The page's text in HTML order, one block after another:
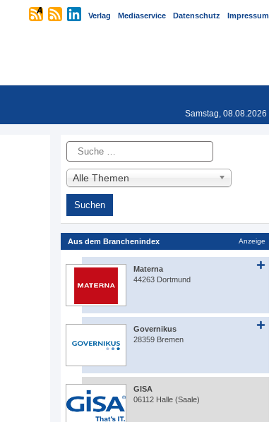
Verlag Mediaservice Datenschutz Impressum
Samstag, 08.08.2026
Suche
Alle Themen
Aus dem Branchenindex Anzeige
Materna
44263 Dortmund
Governikus
28359 Bremen
GISA
06112 Halle (Saale)